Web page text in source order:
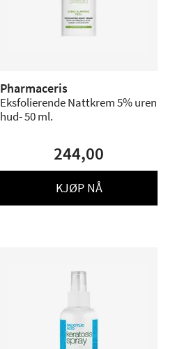
Pharmaceris
Eksfolierende Nattkrem 5% uren
hud- 50 ml.
244,00
KJØP NÅ